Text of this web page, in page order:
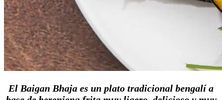
El Baigan Bhaja es un plato tradicional bengalí a